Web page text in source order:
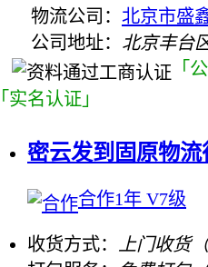
物流公司： 北京市盛
公司地址： 北京丰台
「
「实名认证」
密云发到固原物
合作1年 V7级
收货方式：
上门收货